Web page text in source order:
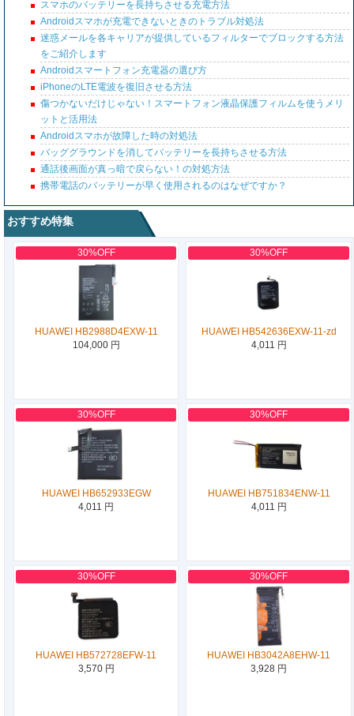
スマホのバッテリーを長持ちさせる充電方法
Androidスマホが充電できないときのトラブル対処法
迷惑メールを各キャリアが提供しているフィルターでブロックする方法
をご紹介します
Androidスマートフォン充電器の選び方
iPhoneのLTE電波を復旧させる方法
傷つかないだけじゃない！スマートフォン液晶保護フィルムを使うメリ
ットと活用法
Androidスマホが故障した時の対処法
バッググラウンドを消してバッテリーを長持ちさせる方法
通話後画面が真っ暗で戻らない！の対処方法
携帯電話のバッテリーが早く使用されるのはなぜですか？
おすすめ特集
30%OFF
HUAWEI HB2988D4EXW-11
104,000 円
30%OFF
HUAWEI HB542636EXW-11-zd
4,011 円
30%OFF
HUAWEI HB652933EGW
4,011 円
30%OFF
HUAWEI HB751834ENW-11
4,011 円
30%OFF
HUAWEI HB572728EFW-11
3,570 円
30%OFF
HUAWEI HB3042A8EHW-11
3,928 円